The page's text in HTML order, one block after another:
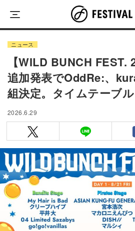
content
ニュース
【WILD BUNCH FEST.
追加発表でOddRe:、
組決定。タイムテーブ
2026.6.29